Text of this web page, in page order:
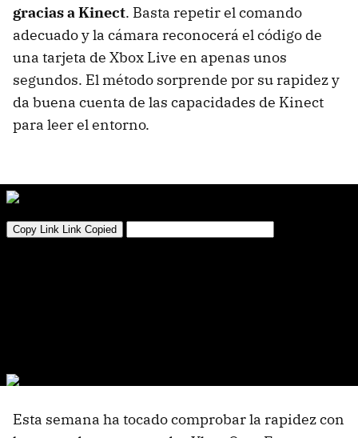
gracias a Kinect. Basta repetir el comando
adecuado y la cámara reconocerá el código de
una tarjeta de Xbox Live en apenas unos
segundos. El método sorprende por su rapidez y
da buena cuenta de las capacidades de Kinect
para leer el entorno.
Esta semana ha tocado comprobar la rapidez con